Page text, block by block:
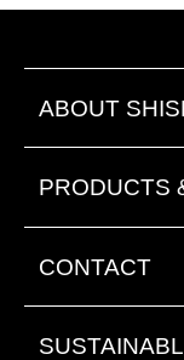
ABOUT
PRODUCTS
CONTACT